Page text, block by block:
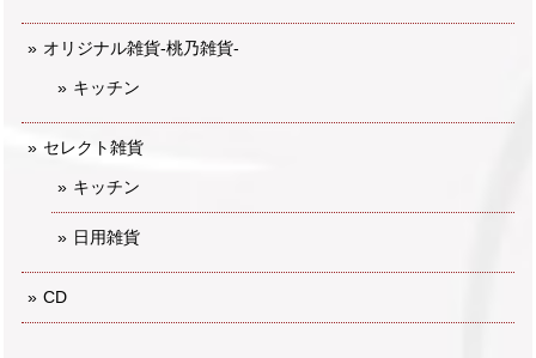
オリジナル雑貨-桃乃雑貨-
キッチン
セレクト雑貨
キッチン
日用雑貨
CD